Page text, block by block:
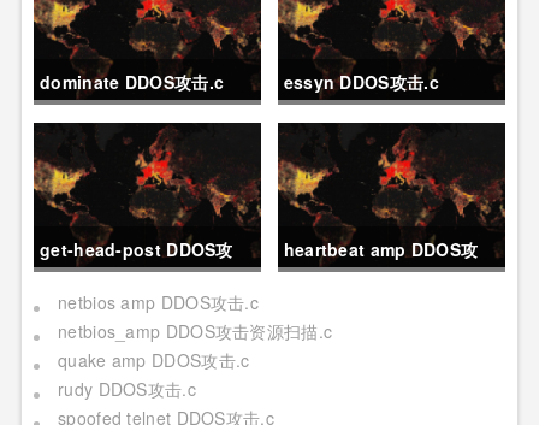
dominate DDOS攻击.c essyn DDOS攻击.c
get-head-post DDOS攻
击.c
heartbeat amp DDOS攻
netbios amp DDOS攻击.c
netbios_amp DDOS攻击资源扫描.c
quake amp DDOS攻击.c
rudy DDOS攻击.c
spoofed telnet DDOS攻击.c